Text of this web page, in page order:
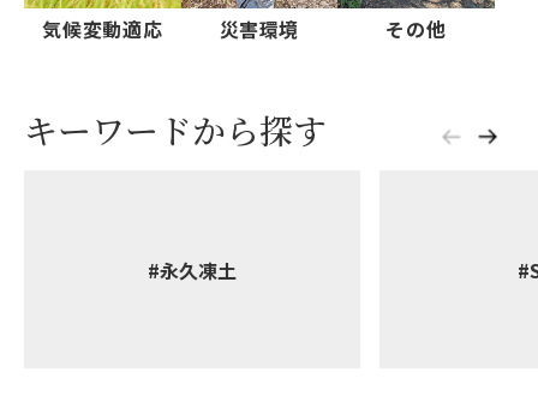
気候変動適応 災害環境 その他
キーワードから探す
#永久凍土